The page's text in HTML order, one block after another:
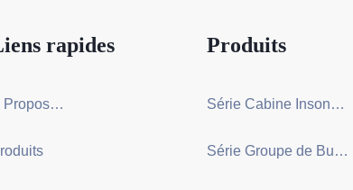
rapides
À Propos De Nous
Produits
Série Cabine Insonorisée
Série Groupe de Bureaux en Open-Space